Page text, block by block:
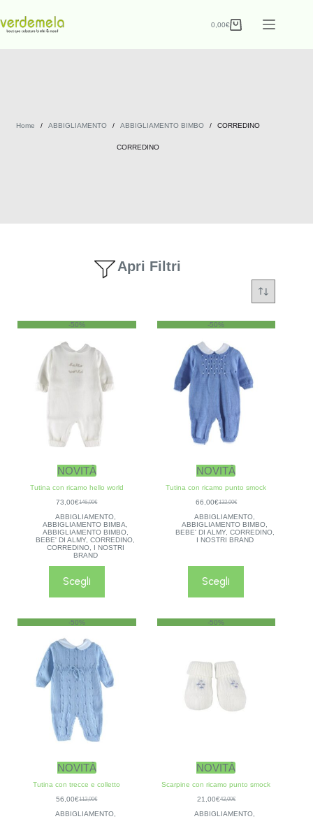
0,00€
Home / ABBIGLIAMENTO / ABBIGLIAMENTO BIMBO / CORREDINO
CORREDINO
Apri Filtri
-50%
NOVITÀ
Tutina con ricamo hello world
146,00€
73,00€
ABBIGLIAMENTO,
ABBIGLIAMENTO BIMBA
ABBIGLIAMENTO BIMBO,
BEBE' DI ALMY,CORREDINO
CORREDINO,
I NOSTRI
BRAND
Scegli
-50%
NOVITÀ
Tutina con ricamo punto smock
132,00€
66,00€
ABBIGLIAMENTO
ABBIGLIAMENTO BIMBO
BEBE' DI ALMY, CORREDINO,
I NOSTRI BRAND
Scegli
-50%
NOVITÀ
Tutina con trecce e colletto
112,00€
56,00€
ABBIGLIAMENTO,
-50%
NOVITÀ
Scarpine con ricamo punto smock
42,00€
21,00€
ABBIGLIAMENTO,